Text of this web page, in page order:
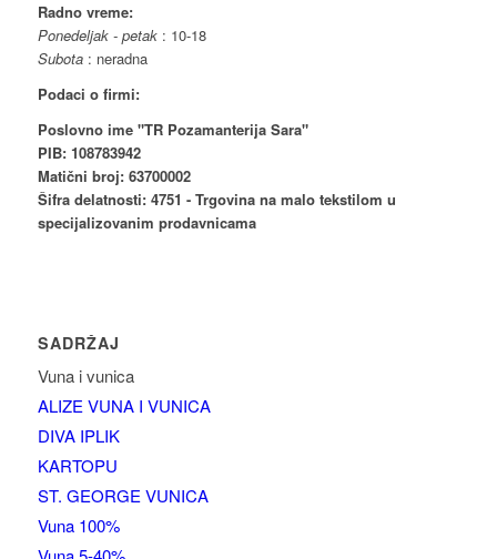
Radno vreme:
Ponedeljak - petak: 10-18
Subota: neradna
Podaci o firmi:
Poslovno ime "TR Pozamanterija Sara"
PIB: 108783942
Matični broj: 63700002
Šifra delatnosti: 4751 - Trgovina na malo tekstilom u
specijalizovanim prodavnicama
SADRŽAJ
Vuna i vunica
ALIZE VUNA I VUNICA
DIVA IPLIK
KARTOPU
ST. GEORGE VUNICA
Vuna 100%